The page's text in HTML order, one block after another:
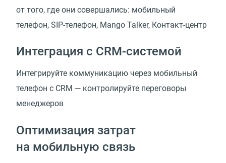
от того, где они совершались: мобильный
телефон, SIP-телефон, Mango Talker, Контакт-центр
Интеграция с CRM-системой
Интегрируйте коммуникацию через мобильный
телефон с CRM — контролируйте переговоры
менеджеров
Оптимизация затрат
на мобильную связь